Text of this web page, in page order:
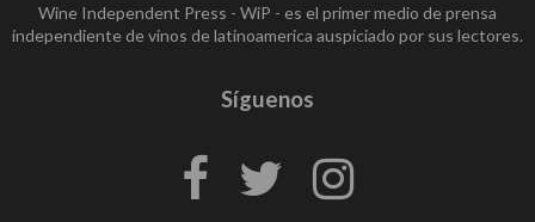
Wine Independent Press - WiP - es el primer medio de prensa
independiente de vinos de latinoamerica auspiciado por sus lectores.
Síguenos